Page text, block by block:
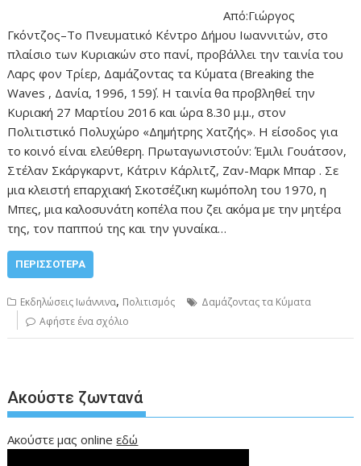
Από:Γιώργος
Γκόντζος–Το Πνευματικό Κέντρο Δήμου Ιωαννιτών, στο
πλαίσιο των Κυριακών στο πανί, προβάλλει την ταινία του
Λαρς φον Τρίερ, Δαμάζοντας τα Κύματα (Breaking the
Waves , Δανία, 1996, 159΄). Η ταινία θα προβληθεί την
Κυριακή 27 Μαρτίου 2016 και ώρα 8.30 μ.μ., στον
Πολιτιστικό Πολυχώρο «Δημήτρης Χατζής». Η είσοδος για
το κοινό είναι ελεύθερη. Πρωταγωνιστούν: Έμιλι Γουάτσον,
Στέλαν Σκάργκαρντ, Κάτριν Κάρλιτζ, Ζαν-Μαρκ Μπαρ . Σε
μια κλειστή επαρχιακή Σκοτσέζικη κωμόπολη του 1970, η
Μπες, μια καλοσυνάτη κοπέλα που ζει ακόμα με την μητέρα
της, τον παππού της και την γυναίκα…
ΠΕΡΙΣΣΌΤΕΡΑ
Εκδηλώσεις Ιωάννινα, Πολιτισμός
Δαμάζοντας τα Κύματα
Αφήστε ένα σχόλιο
Ακούστε ζωντανά
Ακούστε μας onlineεδώ